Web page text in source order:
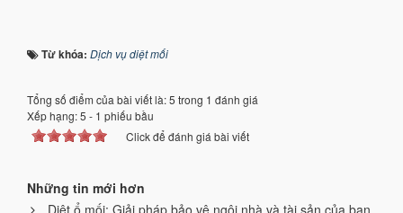
Từ khóa: Dịch vụ diệt mối
Tổng số điểm của bài viết là: 5 trong 1 đánh giá
Xếp hạng:5 - 1 phiếu bầu
Click để đánh giá bài viết
Những tin mới hơn
Diệt ổ mối: Giải pháp bảo vệ ngôi nhà và tài sản của bạn